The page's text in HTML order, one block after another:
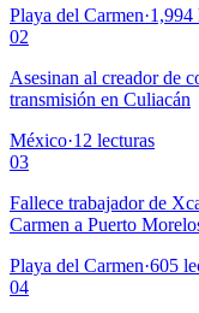
Playa del Carmen·1,994
02
Asesinan al creador de
transmisión en Culiacán
México·12 lecturas
03
Fallece trabajador de
Carmen a Puerto
Playa del Carmen·605
04